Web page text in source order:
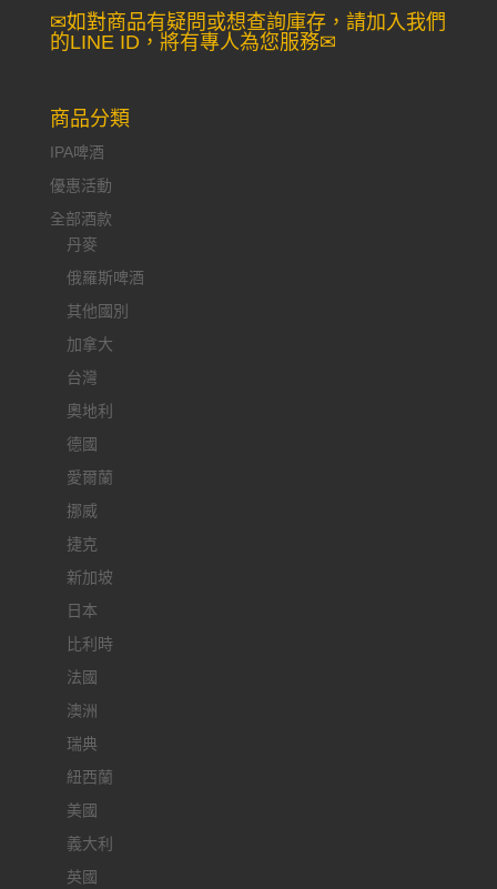
✉如對商品有疑問或想查詢庫存，請加入我們
的LINE ID，將有專人為您服務✉
商品分類
IPA啤酒
優惠活動
全部酒款
丹麥
俄羅斯啤酒
其他國別
加拿大
台灣
奧地利
德國
愛爾蘭
挪威
捷克
新加坡
日本
比利時
法國
澳洲
瑞典
紐西蘭
美國
義大利
英國